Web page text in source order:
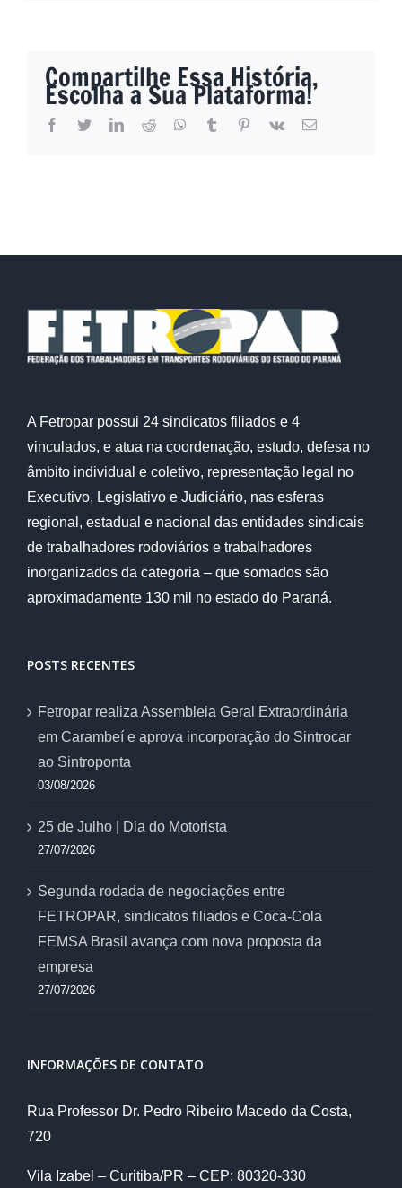
Compartilhe Essa História,
Escolha a Sua Plataforma!
facebook
twitterlinkedinreddit whatsapptumblr pinterest
vk
E-
A Fetropar possui 24 sindicatos filiados e 4
vinculados, e atua na coordenação, estudo, defesa no
âmbito individual e coletivo, representação legal no
Executivo, Legislativo e Judiciário, nas esferas
regional, estadual e nacional das entidades sindicais
de trabalhadores rodoviários e trabalhadores
inorganizados da categoria – que somados são
aproximadamente 130 mil no estado do Paraná.
POSTS RECENTES
Fetropar realiza Assembleia Geral Extraordinária
em Carambeí e aprova incorporação do Sintrocar
ao Sintroponta
03/08/2026
25 de Julho | Dia do Motorista
27/07/2026
Segunda rodada de negociações entre
FETROPAR, sindicatos filiados e Coca-Cola
FEMSA Brasil avança com nova proposta da
empresa
27/07/2026
INFORMAÇÕES DE CONTATO
Rua Professor Dr. Pedro Ribeiro Macedo da Costa,
720
Vila Izabel – Curitiba/PR – CEP: 80320-330